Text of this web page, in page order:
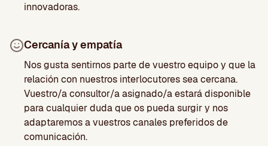
innovadoras.
Cercanía y empatía
Nos gusta sentirnos parte de vuestro equipo y que la
relación con nuestros interlocutores sea cercana.
Vuestro/a consultor/a asignado/a estará disponible
para cualquier duda que os pueda surgir y nos
adaptaremos a vuestros canales preferidos de
comunicación.